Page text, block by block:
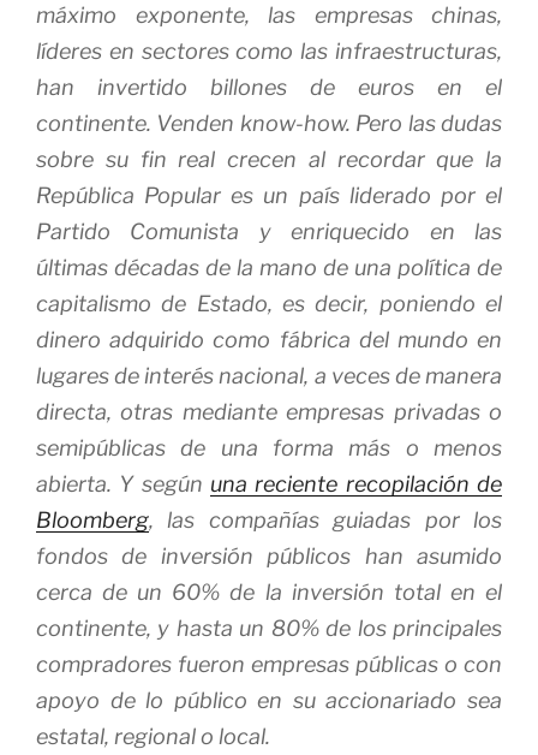
máximo exponente, las empresas chinas,
líderes en sectores como las infraestructuras,
han invertido billones de euros en el
continente. Venden know-how. Pero las dudas
sobre su fin real crecen al recordar que la
República Popular es un país liderado por el
Partido Comunista y enriquecido en las
últimas décadas de la mano de una política de
capitalismo de Estado, es decir, poniendo el
dinero adquirido como fábrica del mundo en
lugares de interés nacional, a veces de manera
directa, otras mediante empresas privadas o
semipúblicas de una forma más o menos
abierta. Y según una reciente recopilación de
Bloomberg, las compañías guiadas por los
fondos de inversión públicos han asumido
cerca de un 60% de la inversión total en el
continente, y hasta un 80% de los principales
compradores fueron empresas públicas o con
apoyo de lo público en su accionariado sea
estatal, regional o local.